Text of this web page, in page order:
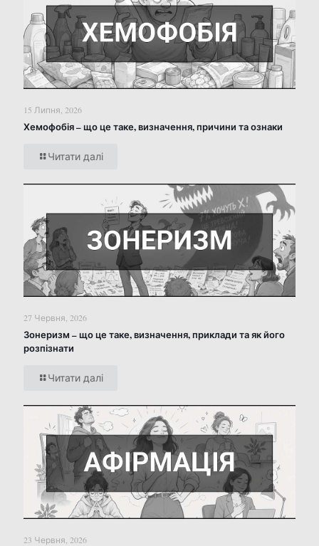
15 Липня, 2026
Хемофобія – що це таке, визначення, причини та ознаки
Читати далі
27 Червня, 2026
Зонеризм – що це таке, визначення, приклади та як його
розпізнати
Читати далі
23 Червня, 2026